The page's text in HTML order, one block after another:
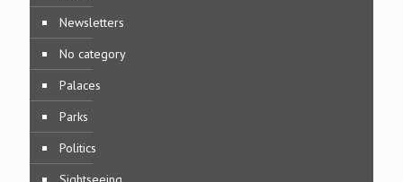
Newsletters
No category
Palaces
Parks
Politics